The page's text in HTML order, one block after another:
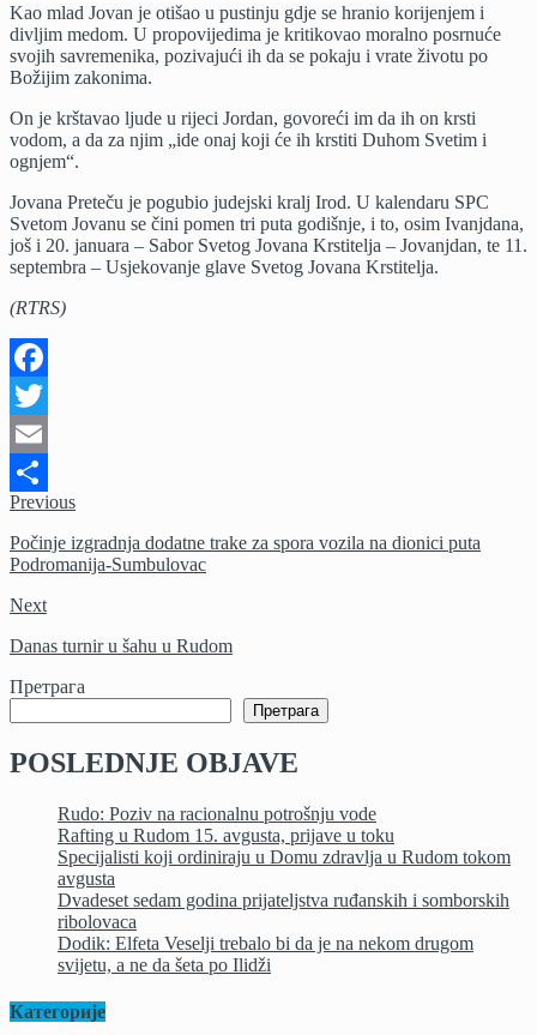
Kao mlad Јovan je otišao u pustinju gdje se hranio korijenjem i
divljim medom. U propovijedima je kritikovao moralno posrnuće
svojih savremenika, pozivajući ih da se pokaju i vrate životu po
Božijim zakonima.
On je krštavao ljude u rijeci Јordan, govoreći im da ih on krsti
vodom, a da za njim „ide onaj koji će ih krstiti Duhom Svetim i
ognjem“.
Јovana Preteču je pogubio judejski kralj Irod. U kalendaru SPC
Svetom Јovanu se čini pomen tri puta godišnje, i to, osim Ivanjdana,
još i 20. januara – Sabor Svetog Јovana Krstitelja – Јovanjdan, te 11.
septembra – Usjekovanje glave Svetog Јovana Krstitelja.
(RTRS)
Facebook
Twitter
Email
Share
Previous
Počinje izgradnja dodatne trake za spora vozila na dionici puta
Podromanija-Sumbulovac
Next
Danas turnir u šahu u Rudom
Претрага
Претрага
POSLEDNJE OBJAVE
Rudo: Poziv na racionalnu potrošnju vode
Rafting u Rudom 15. avgusta, prijave u toku
Specijalisti koji ordiniraju u Domu zdravlja u Rudom tokom
avgusta
Dvadeset sedam godina prijateljstva ruđanskih i somborskih
ribolovaca
Dodik: Elfeta Veselji trebalo bi da je na nekom drugom
svijetu, a ne da šeta po Ilidži
Категорије